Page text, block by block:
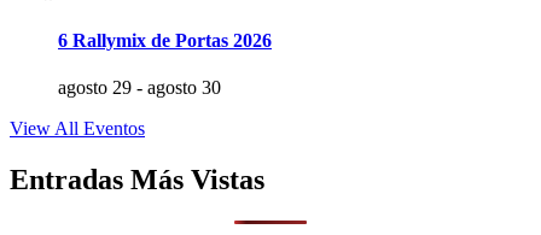
6 Rallymix de Portas 2026
agosto 29 - agosto 30
View All Eventos
Entradas Más Vistas